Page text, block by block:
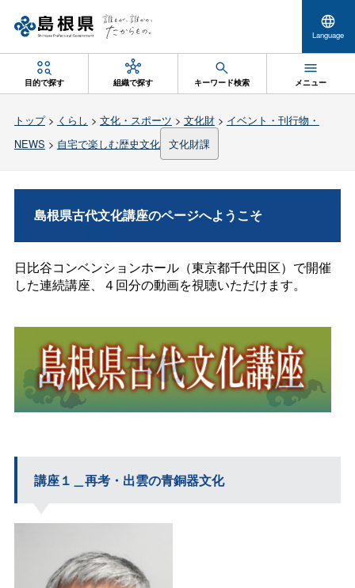
Language
目的で探す 組織で探す キーワード検索 メニュー
トップ> くらし > 文化・スポーツ > 文化財> イベント・刊行物・
NEWS > 自宅で楽しむ歴史文化 文化財課
島根県古代文化講座のページへようこそ
日比谷コンベンションホール（東京都千代田区）で開催
した連続講座、４回分の動画を視聴いただけます。
講座１＿再考・出雲の青銅器文化